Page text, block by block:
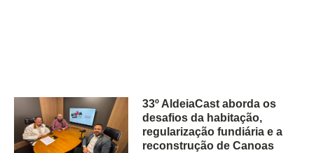
33º AldeiaCast aborda os
desafios da habitação,
regularização fundiária e a
reconstrução de Canoas